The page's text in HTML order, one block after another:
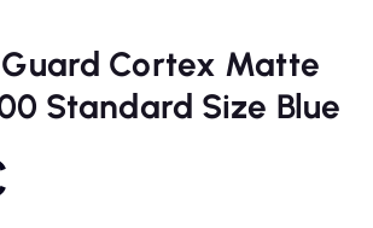
Cortex Matte
Standard Size Blue